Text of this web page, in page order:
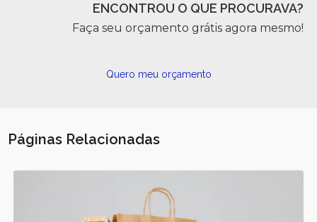
ENCONTROU O QUE PROCURAVA?
Faça seu orçamento grátis agora mesmo!
Quero meu orçamento
Páginas Relacionadas